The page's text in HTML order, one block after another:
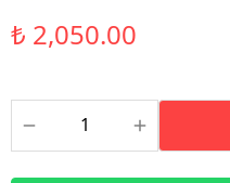
₺ 2,050.00